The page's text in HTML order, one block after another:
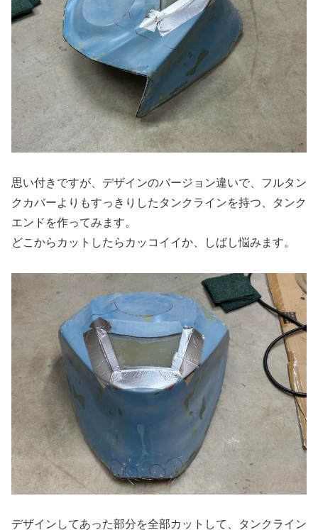
思い付きですが、デザインのバージョン違いで、フルタン
クカバーよりもすっきりしたタンクラインを持つ、タンク
エンドを作ってみます。
どこからカットしたらカッコイイか、しばし悩みます。
デザインしてあった部分を全部カットして、タンクライン